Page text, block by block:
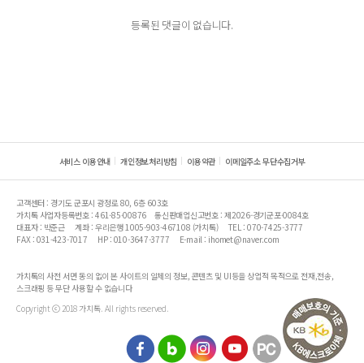
등록된 댓글이 없습니다.
서비스 이용안내 개인정보처리방침 이용약관 이메일주소 무단수집거부
고객센터 : 경기도 군포시 광정로 80, 6층 603호
가치톡 사업자등록번호 : 461-85-00876
통신판매업신고번호 : 제2026-경기군포-0084호
대표자 : 박준근
계좌 : 우리은행 1005-903-467108 (가치톡)
TEL : 070-7425-3777
FAX : 031-423-7017
HP : 010-3647-3777 E-mail : ihomet@naver.com
가치톡의 사전 서면 동의 없이 본 사이트의 일체의 정보, 콘텐츠 및 UI등을 상업적 목적으로 전재,전송,
스크래핑 등 무단 사용할 수 없습니다
Copyright ⓒ 2018 가치톡. All rights reserved.